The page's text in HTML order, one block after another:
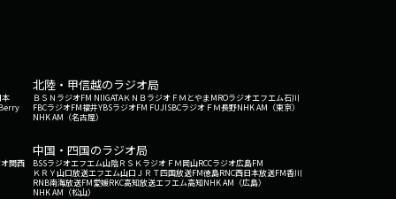
本
北陸・甲信越のラジオ局
ＢＳＮラジオFM NIIGATAＫＮＢラジオ ＦＭとやまMROラジオエフエム石川
FBCラジオFM福井YBSラジオFM FUJISBCラジオ ＦＭ長野NHK AM（東京）
NHK AM（名古屋）
関西
中国・四国のラジオ局
BSSラジオエフエム山陰ＲＳＫラジオ ＦＭ岡山RCCラジオ広島FM
ＫＲＹ山口放送エフエム山口 ＪＲＴ四国放送FM徳島RNC西日本放送FM香川
RNB南海放送FM愛媛RKC高知放送エフエム高知NHK AM（広島）
NHK AM（松山）